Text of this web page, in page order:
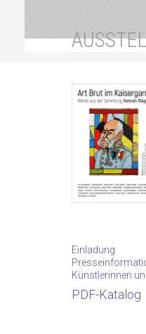
Einladung
Künstlerinnen
PDF-Katalog